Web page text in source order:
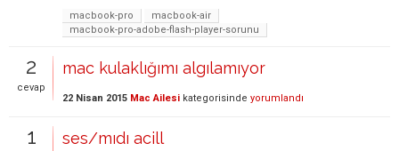
macbook-pro
macbook-air
macbook-pro-adobe-flash-player-sorunu
2
cevap
mac kulaklığımı algılamıyor
22 Nisan 2015 Mac Ailesi kategorisinde yorumlandı
1 ses/mıdı acill